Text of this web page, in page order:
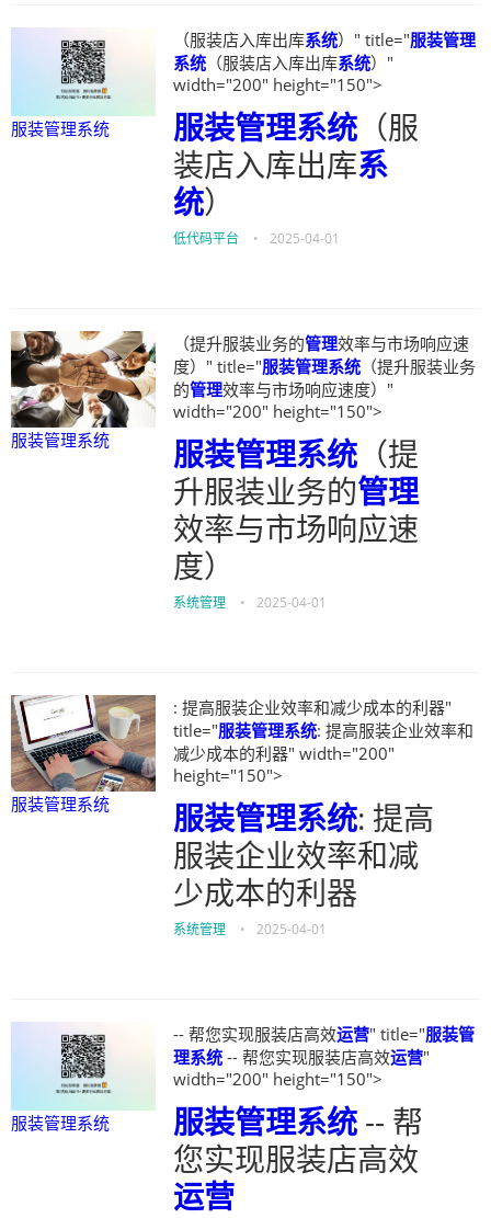
服装管理系统
（服装店入库出库系统）" title="服装管理
系统 （服装店入库出库系统）"
width="200" height="150">
服装管理系统 （服
装店入库出库系
统）
低代码平台 • 2025-04-01
服装管理系统
（提升服装业务的管理效率与市场响应速
度）" title="服装管理系统 （提升服装业务
的管理效率与市场响应速度）"
width="200" height="150">
服装管理系统 （提
升服装业务的管理
效率与市场响应速
度）
系统管理 • 2025-04-01
服装管理系统
: 提高服装企业效率和减少成本的利器"
title="服装管理系统: 提高服装企业效率和
减少成本的利器" width="200"
height="150">
服装管理系统: 提高
服装企业效率和减
少成本的利器
系统管理 • 2025-04-01
服装管理系统
-- 帮您实现服装店高效运营" title="服装管
理系统 -- 帮您实现服装店高效运营"
width="200" height="150">
服装管理系统 -- 帮
您实现服装店高效
运营